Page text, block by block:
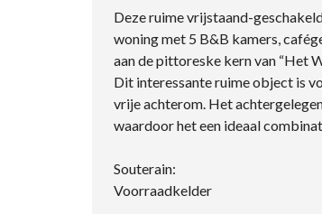
Deze ruime vrijstaand-
woning met 5 B&B kamers,
aan de pittoreske kern van “Het
Dit interessante ruime object is
vrije achterom. Het
waardoor het een ideaal
Souterain:
Voorraadkelder